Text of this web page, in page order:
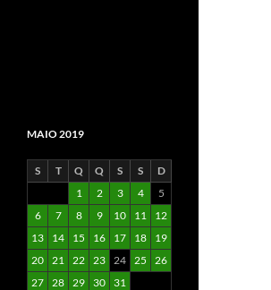
MAIO 2019
S T Q Q S S
D
1
2 3 4
5
6
7 8 9 10 11
12
13
14 15 16 17 18
19
20 21 22 23 24 25
26
27 28 29 30
31